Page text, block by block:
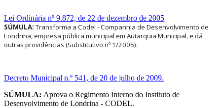
Lei Ordinária nº 9.872, de 22 de dezembro de 2005
SÚMULA:Transforma a Codel - Companhia de Desenvolvimento de
Londrina, empresa pública municipal em Autarquia Municipal, e dá
outras providências (Substitutivo nº 1/2005).
Decreto Municipal n.º 541, de 20 de julho de 2009.
SÚMULA: Aprova o Regimento Interno do Instituto de
Desenvolvimento de Londrina - CODEL.